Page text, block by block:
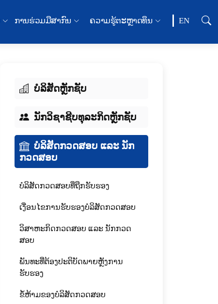
ການຮ່ວມມືສາກົນ ຄວາມຮູ້ຕະຫຼາດທຶນ EN
ບໍລິສັດຫຼັກຊັບ
ນັກວິຊາຊີບທຸລະກິດຫຼັກຊັບ
ບໍລິສັດກວດສອບ ແລະ ນັກ
ກວດສອບ
ບໍລິສັດກວດສອບທີ່ຖືກຮັບຮອງ
ເງື່ອນໄຂການຮັບຮອງບໍລິສັດກວດສອບ
ວິສາຫະກິດກວດສອບ ແລະ ນັກກວດ
ສອບ
ພັນທະທີ່ຕ້ອງປະຕິບັດພາຍຫຼັງການ
ຮັບຮອງ
ຂໍ້ຫ້າມຂອງບໍລິສັດກວດສອບ